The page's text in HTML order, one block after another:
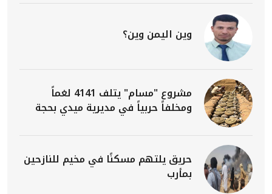
وين اليمن وين؟
مشروع "مسام" يتلف 4141 لغماً
ومخلفاً حربياً في مديرية ميدي بحجة
حريق يلتهم مسكنًا في مخيم للنازحين
بمأرب